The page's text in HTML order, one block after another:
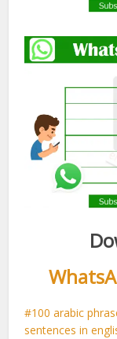
100 arabic
sentences in